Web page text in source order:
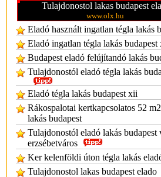
Tulajdonostol lakas budapest
www.olx.hu
Eladó használt ingatlan tégla lakás
Eladó ingatlan tégla lakás budapest
Budapest eladó felújítandó lakás
Tulajdonostól eladó tégla lakás
Eladó tégla lakás budapest xii
Rákospalotai kertkapcsolatos 52
lakás budapest
Tulajdonostól eladó lakás budapest
erzsébetváros
Ker kelenföldi úton tégla lakás
Tulajdonostol lakas budapest elado